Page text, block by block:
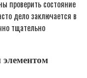
проверить состояние
дело заключается в
тщательно